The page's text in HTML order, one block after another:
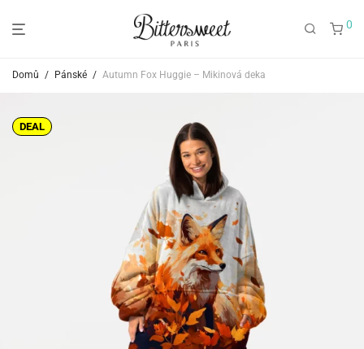
0
Domů / Pánské / Autumn Fox Huggie – Mikinová deka
DEAL